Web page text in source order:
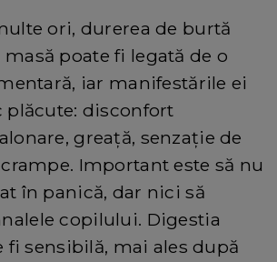
ori, durerea de burtă
poate fi legată de o
iar manifestările ei
plăcute: disconfort
greață, senzație de
Important este să nu
în panică, dar nici să
copilului. Digestia
sensibilă, mai ales după